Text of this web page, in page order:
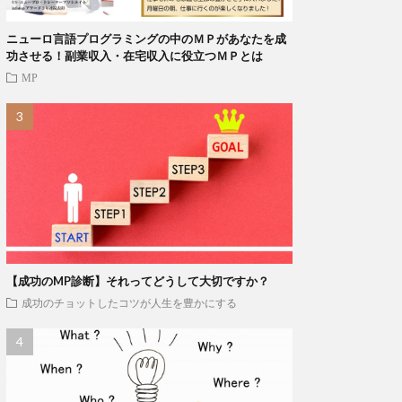
ニューロ言語プログラミングの中のＭＰがあなたを成
功させる！副業収入・在宅収入に役立つＭＰとは
MP
【成功のMP診断】それってどうして大切ですか？
成功のチョットしたコツが人生を豊かにする